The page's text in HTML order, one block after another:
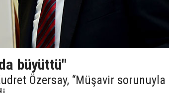
büyüttü"
Özersay, “Müşavir sorunuyla